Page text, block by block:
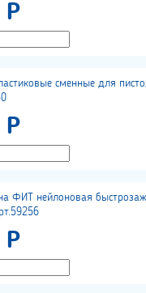
Р
сменные для
Р
ФИТ нейлоновая
Р